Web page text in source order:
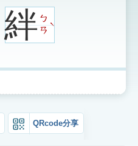
絆ㄅ
ㄢ
ˋ
QRcode分享